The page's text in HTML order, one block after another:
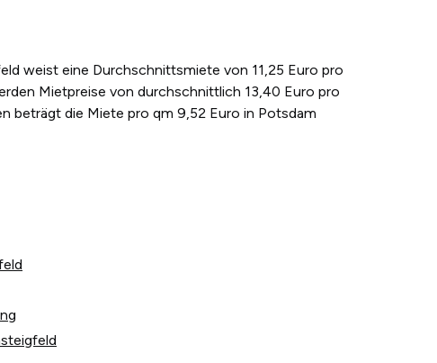
weist eine Durchschnittsmiete von 11,25 Euro pro
Mietpreise von durchschnittlich 13,40 Euro pro
beträgt die Miete pro qm 9,52 Euro in Potsdam